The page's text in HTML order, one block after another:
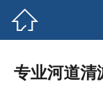

专业河道清